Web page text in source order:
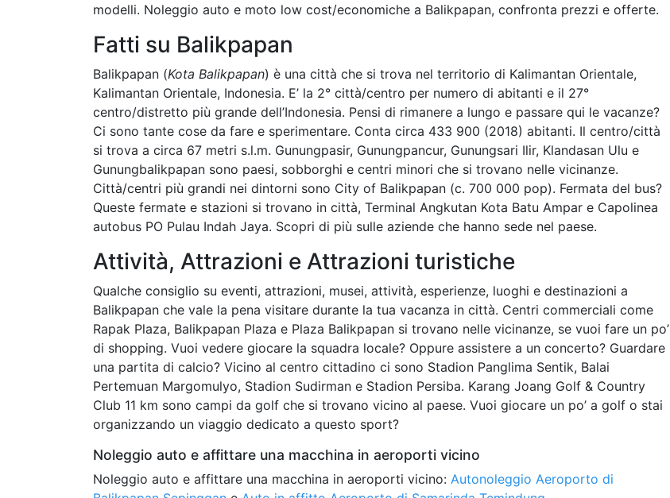
modelli. Noleggio auto e moto low cost/economiche a Balikpapan, confronta prezzi e offerte.
Fatti su Balikpapan
Balikpapan (Kota Balikpapan) è una città che si trova nel territorio di Kalimantan Orientale,
Kalimantan Orientale, Indonesia. E’ la 2° città/centro per numero di abitanti e il 27°
centro/distretto più grande dell’Indonesia. Pensi di rimanere a lungo e passare qui le vacanze?
Ci sono tante cose da fare e sperimentare. Conta circa 433 900 (2018) abitanti. Il centro/città
si trova a circa 67 metri s.l.m. Gunungpasir, Gunungpancur, Gunungsari Ilir, Klandasan Ulu e
Gunungbalikpapan sono paesi, sobborghi e centri minori che si trovano nelle vicinanze.
Città/centri più grandi nei dintorni sono City of Balikpapan (c. 700 000 pop). Fermata del bus?
Queste fermate e stazioni si trovano in città, Terminal Angkutan Kota Batu Ampar e Capolinea
autobus PO Pulau Indah Jaya. Scopri di più sulle aziende che hanno sede nel paese.
Attività, Attrazioni e Attrazioni turistiche
Qualche consiglio su eventi, attrazioni, musei, attività, esperienze, luoghi e destinazioni a
Balikpapan che vale la pena visitare durante la tua vacanza in città. Centri commerciali come
Rapak Plaza, Balikpapan Plaza e Plaza Balikpapan si trovano nelle vicinanze, se vuoi fare un po’
di shopping. Vuoi vedere giocare la squadra locale? Oppure assistere a un concerto? Guardare
una partita di calcio? Vicino al centro cittadino ci sono Stadion Panglima Sentik, Balai
Pertemuan Margomulyo, Stadion Sudirman e Stadion Persiba. Karang Joang Golf & Country
Club 11 km sono campi da golf che si trovano vicino al paese. Vuoi giocare un po’ a golf o stai
organizzando un viaggio dedicato a questo sport?
Noleggio auto e affittare una macchina in aeroporti vicino
Noleggio auto e affittare una macchina in aeroporti vicino: Autonoleggio Aeroporto di